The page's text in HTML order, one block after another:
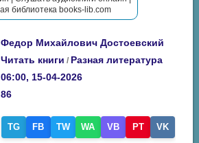
Федор Михайлович Достоевский
Читать книги / Разная литература
06:00, 15-04-2026
86
TG FB TW WA VB PT VK